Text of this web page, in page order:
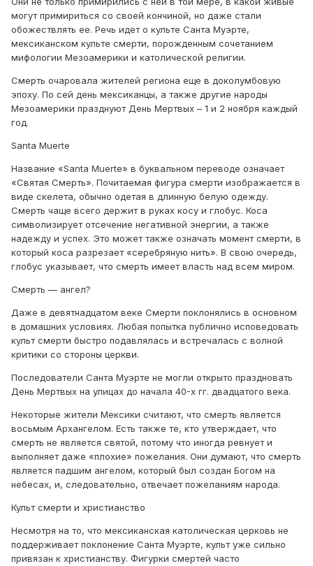
могут примириться со своей кончиной, но даже стали
обожествлять ее. Речь идет о культе Санта Муэрте,
мексиканском культе смерти, порожденным сочетанием
мифологии Мезоамерики и католической религии.
Смерть очаровала жителей региона еще в доколумбовую
эпоху. По сей день мексиканцы, а также другие народы
Мезоамерики празднуют День Мертвых – 1 и 2 ноября каждый
год.
Santa Muerte
Название «Santa Muerte» в буквальном переводе означает
«Святая Смерть». Почитаемая фигура смерти изображается в
виде скелета, обычно одетая в длинную белую одежду.
Смерть чаще всего держит в руках косу и глобус. Коса
символизирует отсечение негативной энергии, а также
надежду и успех. Это может также означать момент смерти, в
который коса разрезает «серебряную нить». В свою очередь,
глобус указывает, что смерть имеет власть над всем миром.
Смерть — ангел?
Даже в девятнадцатом веке Смерти поклонялись в основном
в домашних условиях. Любая попытка публично исповедовать
культ смерти быстро подавлялась и встречалась с волной
критики со стороны церкви.
Последователи Санта Муэрте не могли открыто праздновать
День Мертвых на улицах до начала 40-х гг. двадцатого века.
Некоторые жители Мексики считают, что смерть является
восьмым Архангелом. Есть также те, кто утверждает, что
смерть не является святой, потому что иногда ревнует и
выполняет даже «плохие» пожелания. Они думают, что смерть
является падшим ангелом, который был создан Богом на
небесах, и, следовательно, отвечает пожеланиям народа.
Культ смерти и христианство
Несмотря на то, что мексиканская католическая церковь не
поддерживает поклонение Санта Муэрте, культ уже сильно
привязан к христианству. Фигурки смертей часто